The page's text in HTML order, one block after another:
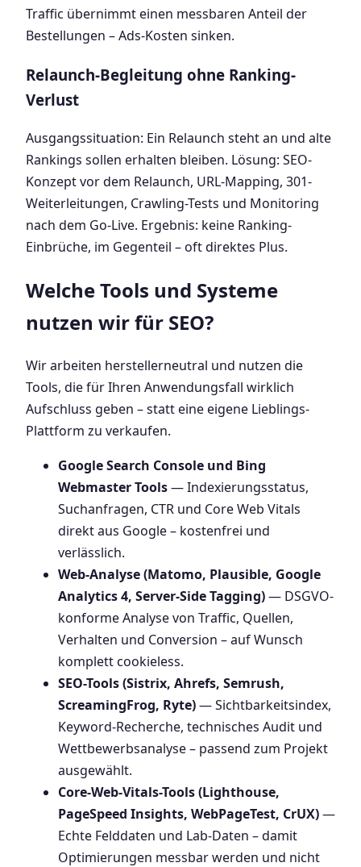
Traffic übernimmt einen messbaren Anteil der
Bestellungen – Ads-Kosten sinken.
Relaunch-Begleitung ohne Ranking-
Verlust
Ausgangssituation: Ein Relaunch steht an und alte
Rankings sollen erhalten bleiben. Lösung: SEO-
Konzept vor dem Relaunch, URL-Mapping, 301-
Weiterleitungen, Crawling-Tests und Monitoring
nach dem Go-Live. Ergebnis: keine Ranking-
Einbrüche, im Gegenteil – oft direktes Plus.
Welche Tools und Systeme
nutzen wir für SEO?
Wir arbeiten herstellerneutral und nutzen die
Tools, die für Ihren Anwendungsfall wirklich
Aufschluss geben – statt eine eigene Lieblings-
Plattform zu verkaufen.
Google Search Console und Bing
Webmaster Tools— Indexierungsstatus,
Suchanfragen, CTR und Core Web Vitals
direkt aus Google – kostenfrei und
verlässlich.
Web-Analyse (Matomo, Plausible, Google
Analytics 4, Server-Side Tagging)— DSGVO-
konforme Analyse von Traffic, Quellen,
Verhalten und Conversion – auf Wunsch
komplett cookieless.
SEO-Tools (Sistrix, Ahrefs, Semrush,
ScreamingFrog, Ryte)— Sichtbarkeitsindex,
Keyword-Recherche, technisches Audit und
Wettbewerbsanalyse – passend zum Projekt
ausgewählt.
Core-Web-Vitals-Tools (Lighthouse,
PageSpeed Insights, WebPageTest, CrUX)—
Echte Felddaten und Lab-Daten – damit
Optimierungen messbar werden und nicht